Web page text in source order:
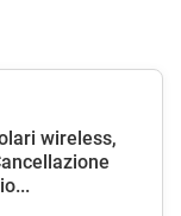
wireless,